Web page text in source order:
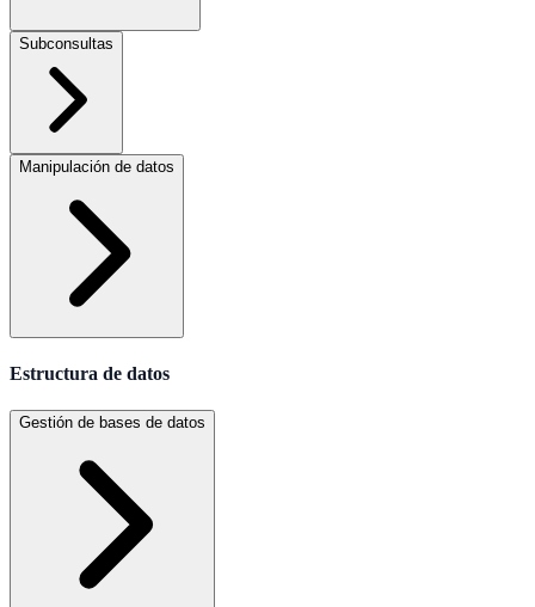
Subconsultas
Manipulación de datos
Estructura de datos
Gestión de bases de datos